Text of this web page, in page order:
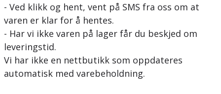
- Ved klikk og hent, vent på SMS fra oss om at
varen er klar for å hentes.
- Har vi ikke varen på lager får du beskjed om
leveringstid.
Vi har ikke en nettbutikk som oppdateres
automatisk med varebeholdning.